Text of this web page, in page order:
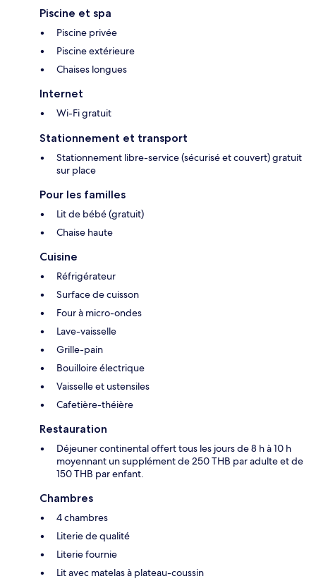
Piscine et spa
Piscine privée
Piscine extérieure
Chaises longues
Internet
Wi-Fi gratuit
Stationnement et transport
Stationnement libre-service (sécurisé et couvert) gratuit
sur place
Pour les familles
Lit de bébé (gratuit)
Chaise haute
Cuisine
Réfrigérateur
Surface de cuisson
Four à micro-ondes
Lave-vaisselle
Grille-pain
Bouilloire électrique
Vaisselle et ustensiles
Cafetière-théière
Restauration
Déjeuner continental offert tous les jours de 8 h à 10 h
moyennant un supplément de 250 THB par adulte et de
150 THB par enfant.
Chambres
4 chambres
Literie de qualité
Literie fournie
Lit avec matelas à plateau-coussin